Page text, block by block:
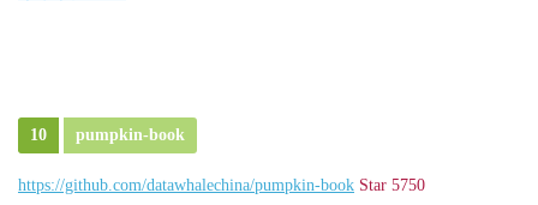
10 pumpkin-book
https://github.com/datawhalechina/pumpkin-book Star 5750